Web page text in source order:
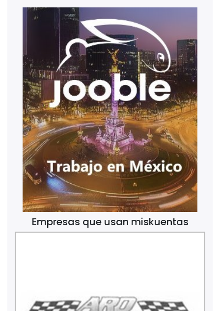
Empresas que usan miskuentas